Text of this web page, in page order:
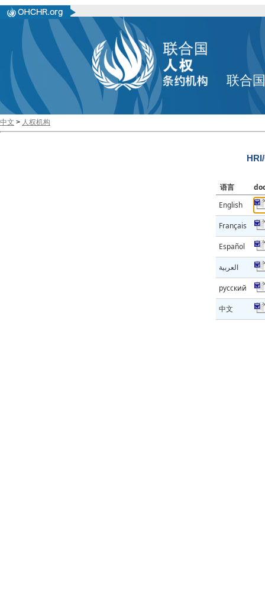
联合
中文 > 人权机构
语言
English
Français
Español
العربية
русский
中文